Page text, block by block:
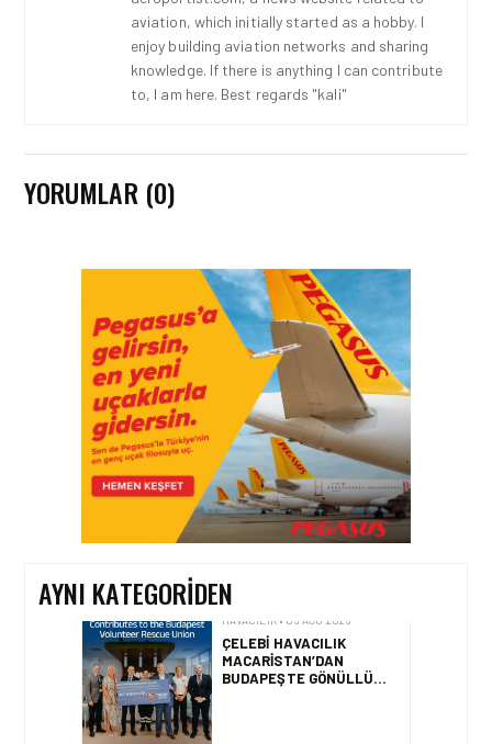
aviation, which initially started as a hobby. I
enjoy building aviation networks and sharing
knowledge. If there is anything I can contribute
to, I am here. Best regards "kali"
YORUMLAR (0)
AYNI KATEGORIDEN
HAVACILIK • 06 AĞU 2026
HITIT BILIŞIM 500’DE
SEKTÖREL YAZILIM
BIRINCISI
HAVACILIK • 05 AĞU 2026
YAKIT MALIYETLERINDEKI
YÜZDE 46’LIK ARTIŞA
KARŞI HANGI ÖNLEMLER
ALINIYOR?
HAVACILIK • 05 AĞU 2026
ÇELEBI HAVACILIK
MACARISTAN’DAN
BUDAPEŞTE GÖNÜLLÜ